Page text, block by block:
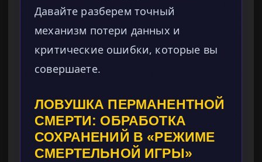
Давайте разберем точный
механизм потери данных и
критические ошибки, которые вы
совершаете.
ЛОВУШКА ПЕРМАНЕНТНОЙ
СМЕРТИ: ОБРАБОТКА
СОХРАНЕНИЙ В «РЕЖИМЕ
СМЕРТЕЛЬНОЙ ИГРЫ»